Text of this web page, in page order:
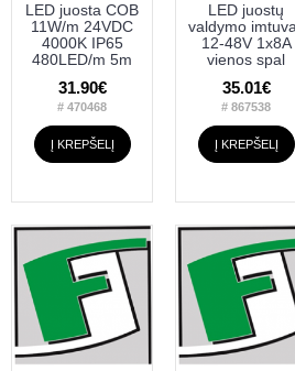
LED juosta COB
11W/m 24VDC
4000K IP65
480LED/m 5m
31.90€
# 470468
Į KREPŠELĮ
LED juostų
valdymo
12-48V 1x8A
vienos spal
35.01€
# 867538
Į KREPŠELĮ